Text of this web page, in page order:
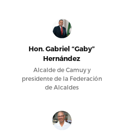
Hon. Gabriel “Gaby”
Hernández
Alcalde de Camuy y
presidente de la Federación
de Alcaldes